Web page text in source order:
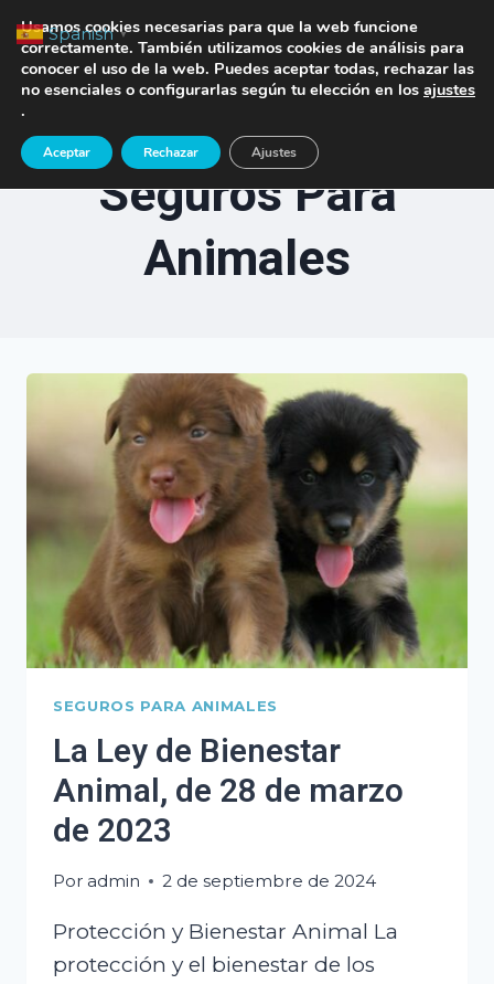
Saltar
contenido
TE LLAMAMOS
Seguros Para
Animales
SEGUROS PARA ANIMALES
La Ley de Bienestar
Animal, de 28 de marzo
de 2023
Por admin 2 de septiembre de 2024
Protección y Bienestar Animal La
protección y el bienestar de los
Spanish ▼
Usamos cookies necesarias para que la web funcione
correctamente. También utilizamos cookies de análisis para
conocer el uso de la web. Puedes aceptar todas, rechazar las
no esenciales o configurarlas según tu elección en los ajustes
.
Aceptar Rechazar Ajustes